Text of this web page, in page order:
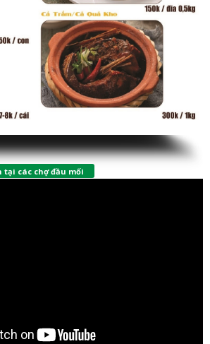
tại các chợ đầu mối